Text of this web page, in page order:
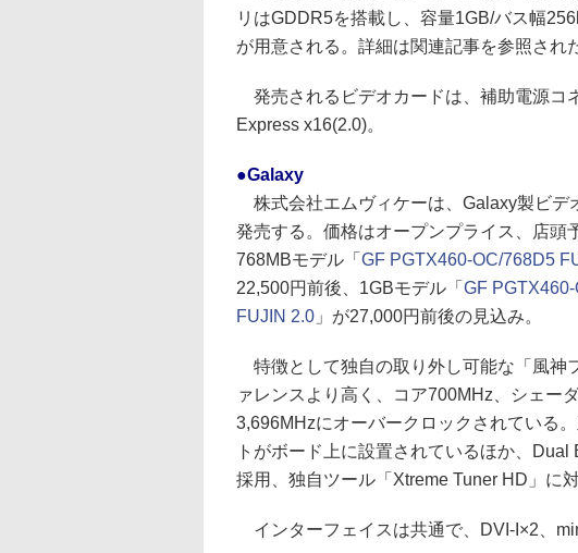
リはGDDR5を搭載し、容量1GB/バス幅
が用意される。詳細は関連記事を参照され
発売されるビデオカードは、補助電源コ
Express x16(2.0)。
●Galaxy
株式会社エムヴィケーは、Galaxy製ビデ
発売する。価格はオープンプライス、店頭
768MBモデル「 GF PGTX460-OC/768D5
22,500円前後、1GBモデル「 GF
FUJIN 2.0 」が27,000円前後の見込み。
特徴として独自の取り外し可能な「風神
ァレンスより高く、コア700MHz、シェー
3,696MHzにオーバークロックされている
トがボード上に設置されているほか、
採用、独自ツール「Xtreme Tuner HD」に対
インターフェイスは共通で、DVI-I×2、